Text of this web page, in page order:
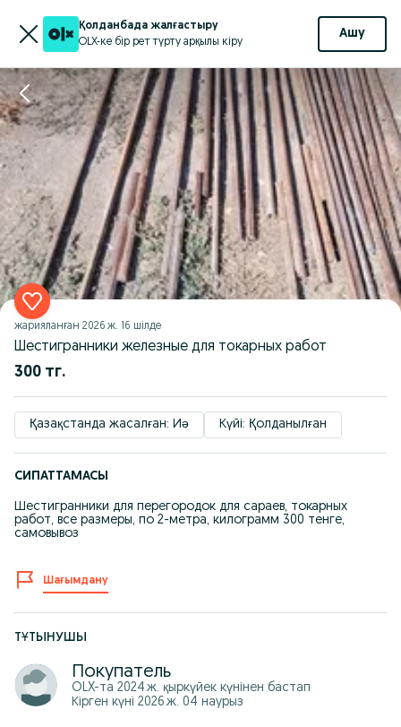
Қолданбада жалғастыру
OLX-ке бір рет түрту арқылы кіру
Ашу
жарияланған 2026 ж. 16 шілде
Шестигранники железные для токарных работ
300 тг.
Қазақстанда жасалған: Иә Күйі: Қолданылған
СИПАТТАМАСЫ
Шестигранники для перегородок для сараев, токарных
работ, все размеры, по 2-метра, килограмм 300 тенге,
самовывоз
Шағымдану
ТҰТЫНУШЫ
Покупатель
OLX-та 2024 ж. қыркүйек күнінен бастап
Кірген күні 2026 ж. 04 наурыз